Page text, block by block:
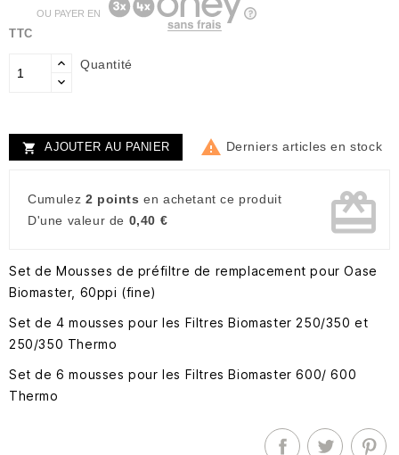
TTC
OU PAYER EN
Quantité
 AJOUTER AU PANIER  Derniers articles en stock
Cumulez 2 points en achetant ce produit
D'une valeur de 0,40 € card_giftcard
Set de Mousses de préfiltre de remplacement pour Oase
Biomaster, 60ppi (fine)
Set de 4 mousses pour les Filtres Biomaster 250/350 et
250/350 Thermo
Set de 6 mousses pour les Filtres Biomaster 600/ 600
Thermo